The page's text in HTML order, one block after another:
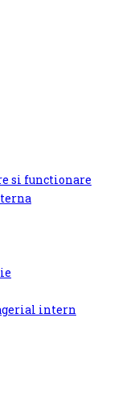
si functionare
intern